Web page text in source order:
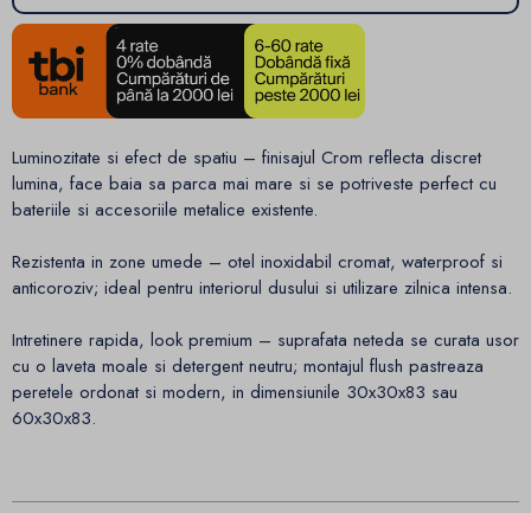
Luminozitate si efect de spatiu – finisajul Crom reflecta discret
lumina, face baia sa parca mai mare si se potriveste perfect cu
bateriile si accesoriile metalice existente.
Rezistenta in zone umede – otel inoxidabil cromat, waterproof si
anticoroziv; ideal pentru interiorul dusului si utilizare zilnica intensa.
Intretinere rapida, look premium – suprafata neteda se curata usor
cu o laveta moale si detergent neutru; montajul flush pastreaza
peretele ordonat si modern, in dimensiunile 30x30x83 sau
60x30x83.